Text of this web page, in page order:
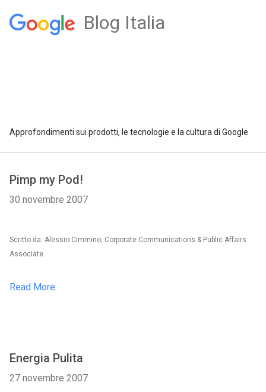
Blog Italia
Approfondimenti sui prodotti, le tecnologie e la cultura di Google
Pimp my Pod!
30 novembre 2007
Scritto da: Alessio Cimmino, Corporate Communications & Public Affairs
Associate
Read More
Energia Pulita
27 novembre 2007